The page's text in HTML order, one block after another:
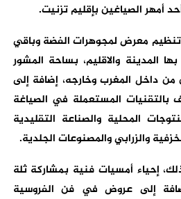
أمهر الصياغين بإقليم تزنيت.
تنظيم معرض لمجوهرات الفضة وباقي
المدينة والاقليم، بساحة المشور
من داخل المغرب وخارجه، إضافة إلى
المستعملة في الصياغة
المحلية والصناعة التقليدية
والزرابي والمصنوعات الجلدية.
إحياء أمسيات فنية بمشاركة ثلة
إضافة إلى عروض في فن الفروسية